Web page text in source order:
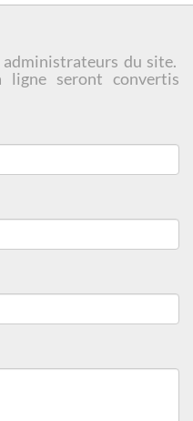
du site.
ligne seront convertis